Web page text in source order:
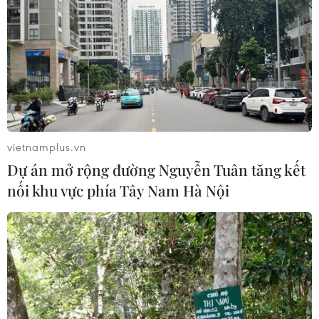
Thắng đậm Paraguay, tuyển Mỹ khởi đầu
hoàn hảo tại World Cup 2026
13/06/2026 03:12
Đội tuyển Mỹ đã có khởi đầu hoàn hảo tại vòng chung
vietnamplus.vn
Dự án mở rộng đường Nguyễn Tuân tăng kết
nối khu vực phía Tây Nam Hà Nội